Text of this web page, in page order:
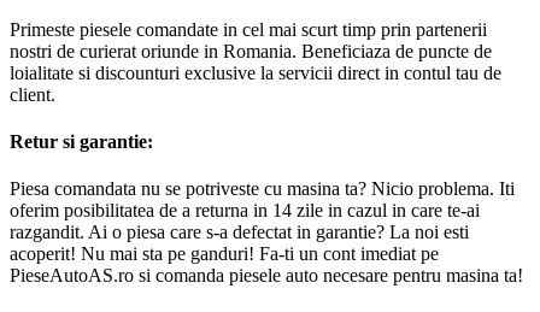
Primeste piesele comandate in cel mai scurt timp prin partenerii
nostri de curierat oriunde in Romania. Beneficiaza de puncte de
loialitate si discounturi exclusive la servicii direct in contul tau de
client.
Retur si garantie:
Piesa comandata nu se potriveste cu masina ta? Nicio problema. Iti
oferim posibilitatea de a returna in 14 zile in cazul in care te-ai
razgandit. Ai o piesa care s-a defectat in garantie? La noi esti
acoperit! Nu mai sta pe ganduri! Fa-ti un cont imediat pe
PieseAutoAS.ro si comanda piesele auto necesare pentru masina ta!